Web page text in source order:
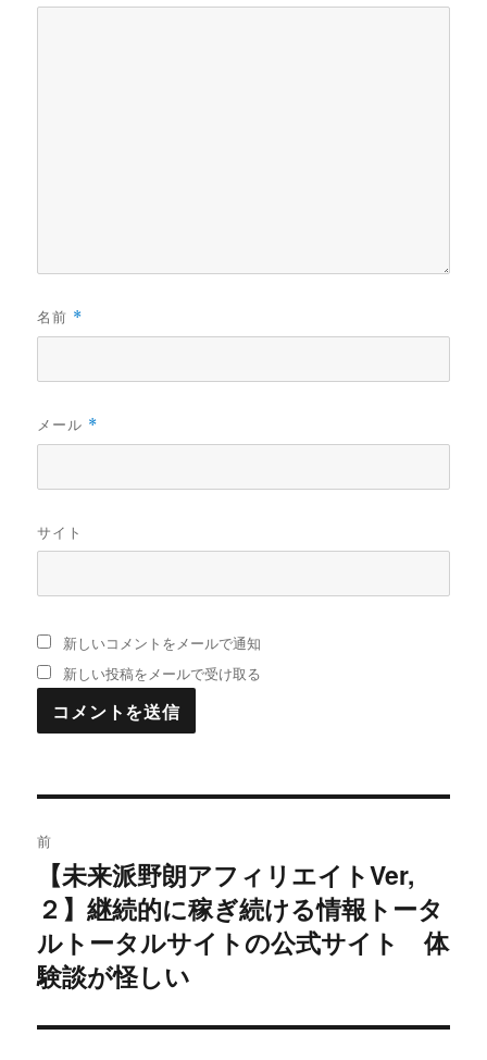
名前 *
メール *
サイト
新しいコメントをメールで通知
新しい投稿をメールで受け取る
稿
ナ
ビ
前
去
の
投
稿:
【未来派野朗アフィリエイトVer,
２】継続的に稼ぎ続ける情報トータ
ルトータルサイトの公式サイト 体
験談が怪しい